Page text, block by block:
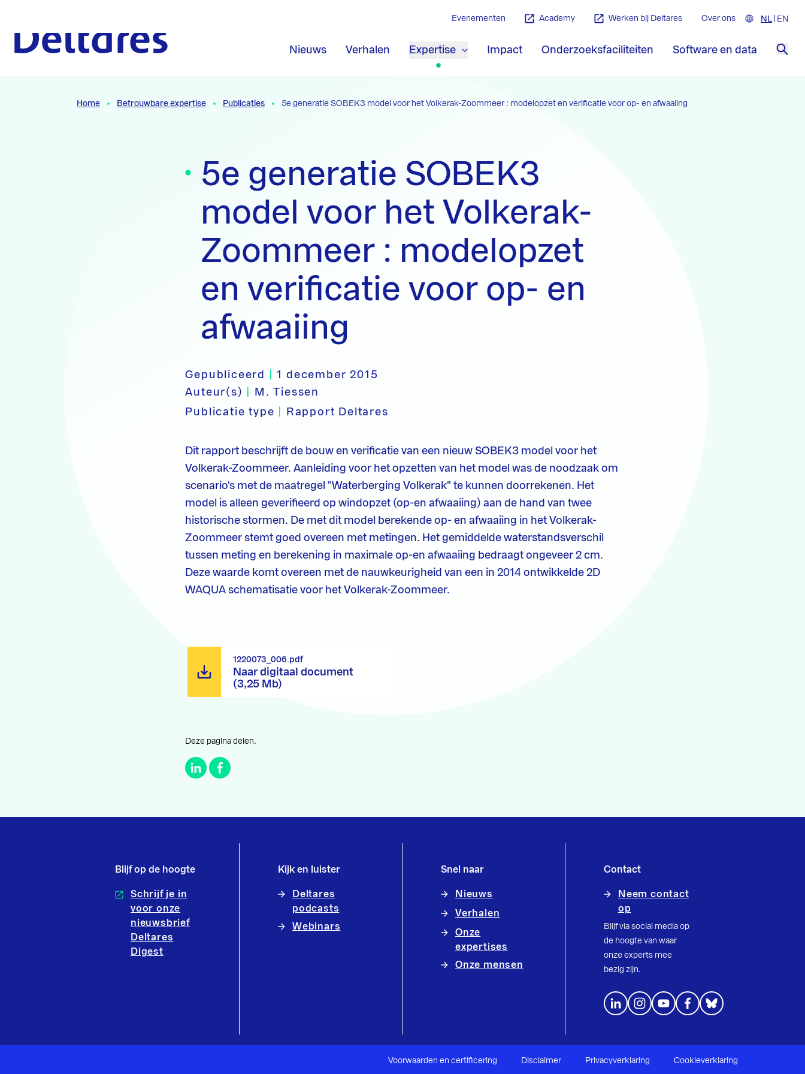
Nieuws Verhalen Expertise Impact Onderzoeksfaciliteiten
Software en data
Evenementen Academy Werken bij Deltares Over ons NL EN
Home Betrouwbare expertise Publicaties 5e generatie SOBEK3 model voor het Volkerak-Zoommeer : modelopzet en verificatie voor op- en afwaaiing
5e generatie SOBEK3
model voor het Volkerak-
Zoommeer : modelopzet
en verificatie voor op- en
afwaaiing
Gepubliceerd |1 december 2015
Auteur(s)
M. Tiessen
Publicatie type
Rapport Deltares
Dit rapport beschrijft de bouw en verificatie van een nieuw SOBEK3 model voor het
Volkerak-Zoommeer. Aanleiding voor het opzetten van het model was de noodzaak om
scenario's met de maatregel "Waterberging Volkerak" te kunnen doorrekenen. Het
model is alleen geverifieerd op windopzet (op-en afwaaiing) aan de hand van twee
historische stormen. De met dit model berekende op- en afwaaiing in het Volkerak-
Zoommeer stemt goed overeen met metingen. Het gemiddelde waterstandsverschil
tussen meting en berekening in maximale op-en afwaaiing bedraagt ongeveer 2 cm.
Deze waarde komt overeen met de nauwkeurigheid van een in 2014 ontwikkelde 2D
WAQUA schematisatie voor het Volkerak-Zoommeer.
Naar digitaal document
(3,25 Mb)
1220073_006.pdf
Deze pagina delen.
Blijf op de hoogte
Schrijf je in
voor onze
nieuwsbrief
Deltares
Digest
Kijk en luister
Deltares
podcasts
Webinars
Snel naar
Nieuws
Verhalen
Onze
expertises
Onze mensen
Contact
Neem contact
op
Blijf via social media op
de hoogte van waar
onze experts mee
bezig zijn.
Voorwaarden en certificering Disclaimer Privacyverklaring Cookieverklaring